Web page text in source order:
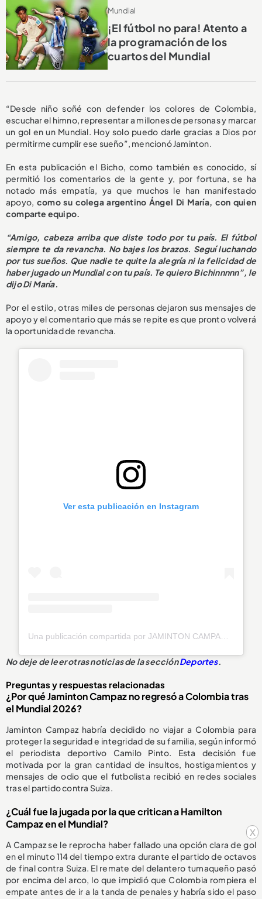
x
Mundial
¡El fútbol no para! Atento a
la programación de los
cuartos del Mundial
“Desde niño soñé con defender los colores de Colombia,
escuchar el himno, representar a millones de personas y marcar
un gol en un Mundial. Hoy solo puedo darle gracias a Dios por
permitirme cumplir ese sueño”, mencionó Jaminton.
En esta publicación el Bicho, como también es conocido, sí
permitió los comentarios de la gente y, por fortuna, se ha
notado más empatía, ya que muchos le han manifestado
apoyo, como su colega argentino Ángel Di María, con quien
comparte equipo.
“Amigo, cabeza arriba que diste todo por tu país. El fútbol
siempre te da revancha. No bajes los brazos. Seguí luchando
por tus sueños. Que nadie te quite la alegría ni la felicidad de
haber jugado un Mundial con tu país. Te quiero Bichinnnnn”, le
dijo Di María.
Por el estilo, otras miles de personas dejaron sus mensajes de
apoyo y el comentario que más se repite es que pronto volverá
la oportunidad de revancha.
Ver esta publicación en Instagram
No deje de leer otras noticias de la secciónDeportes.
Preguntas y respuestas relacionadas
¿Por qué Jaminton Campaz no regresó a Colombia tras
el Mundial 2026?
Jaminton Campaz habría decidido no viajar a Colombia para
proteger la seguridad e integridad de su familia, según informó
el periodista deportivo Camilo Pinto. Esta decisión fue
motivada por la gran cantidad de insultos, hostigamientos y
mensajes de odio que el futbolista recibió en redes sociales
tras el partido contra Suiza.
¿Cuál fue la jugada por la que critican a Hamilton
Campaz en el Mundial?
A Campaz se le reprocha haber fallado una opción clara de gol
en el minuto 114 del tiempo extra durante el partido de octavos
de final contra Suiza. El remate del delantero tumaqueño pasó
por encima del arco, lo que impidió que Colombia rompiera el
empate antes de ir a la tanda de penales y habría sido el paso